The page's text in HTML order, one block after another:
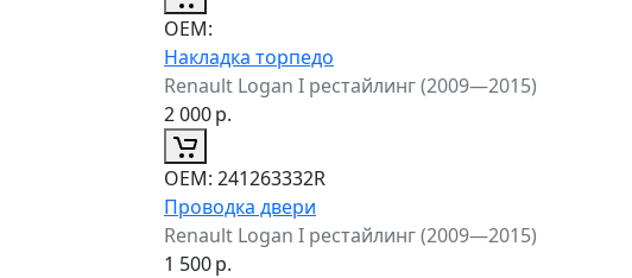
ОЕМ:
Накладка торпедо
Renault Logan I рестайлинг (2009—2015)
2 000р.
ОЕМ: 241263332R
Проводка двери
Renault Logan I рестайлинг (2009—2015)
1 500р.